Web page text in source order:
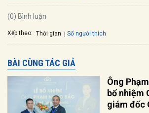
(0) Bình luận
Xếp theo: Thời gian Số người thích
BÀI CÙNG TÁC GIẢ
Ông
bổ nhiệm
giám đốc